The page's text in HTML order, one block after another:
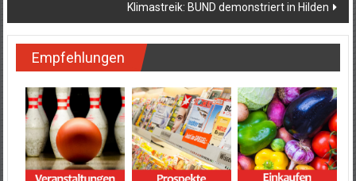
Klimastreik: BUND demonstriert in Hilden
Empfehlungen